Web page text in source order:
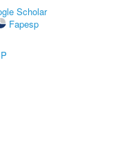
Scholar
Fapesp